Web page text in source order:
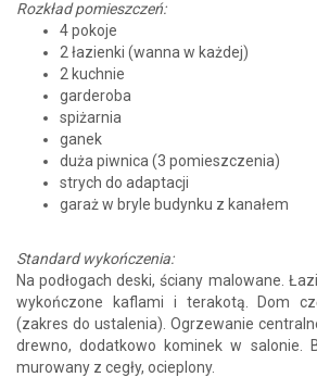
Rozkład pomieszczeń:
4 pokoje
2 łazienki (wanna w każdej)
2 kuchnie
garderoba
spiżarnia
ganek
duża piwnica (3 pomieszczenia)
strych do adaptacji
garaż w bryle budynku z kanałem
Standard wykończenia:
Na podłogach deski, ściany malowane.
wykończone kaflami i terakotą. Dom
(zakres do ustalenia). Ogrzewanie
drewno, dodatkowo kominek w salonie.
murowany z cegły, ocieplony.